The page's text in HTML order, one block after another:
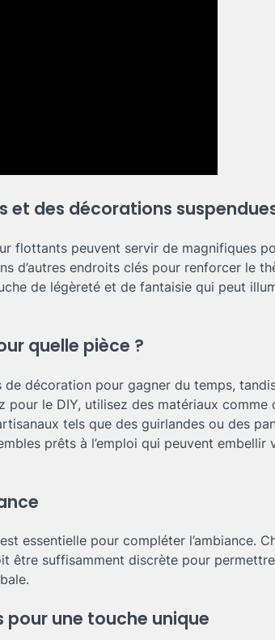
et des décorations
flottants peuvent servir de magnifiques
d’autres endroits clés pour renforcer le
de légèreté et de fantaisie qui peut
quelle pièce ?
décoration pour gagner du temps,
le DIY, utilisez des matériaux comme
tels que des guirlandes ou des
prêts à l’emploi qui peuvent embellir
essentielle pour compléter l’ambiance.
être suffisamment discrète pour
pour une touche unique